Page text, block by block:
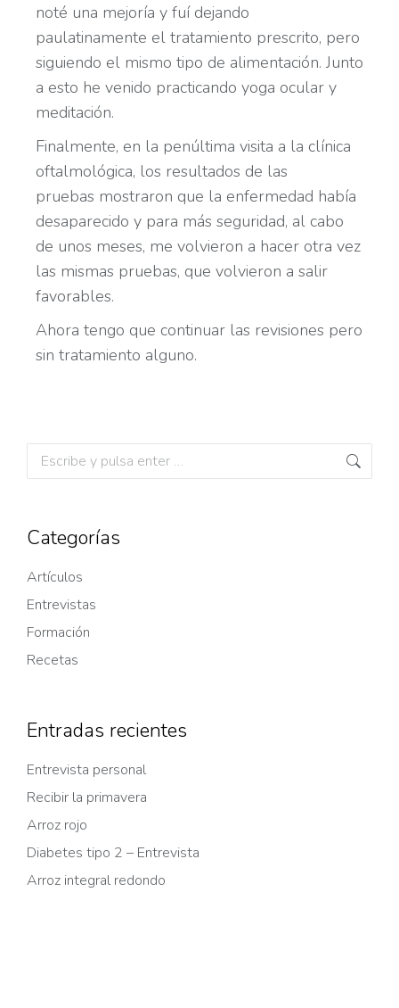
noté una mejoría y fuí dejando
paulatinamente el tratamiento prescrito, pero
siguiendo el mismo tipo de alimentación. Junto
a esto he venido practicando yoga ocular y
meditación.
Finalmente, en la penúltima visita a la clínica
oftalmológica, los resultados de las
pruebas mostraron que la enfermedad había
desaparecido y para más seguridad, al cabo
de unos meses, me volvieron a hacer otra vez
las mismas pruebas, que volvieron a salir
favorables.
Ahora tengo que continuar las revisiones pero
sin tratamiento alguno.
Categorías
Artículos
Entrevistas
Formación
Recetas
Entradas recientes
Entrevista personal
Recibir la primavera
Arroz rojo
Diabetes tipo 2 – Entrevista
Arroz integral redondo